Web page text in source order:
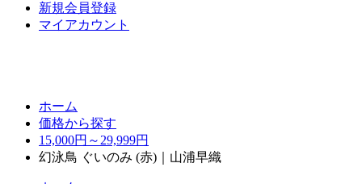
新規会員登録
マイアカウント
ホーム
価格から探す
15,000円～29,999円
幻泳鳥 ぐいのみ (赤)｜山浦早織